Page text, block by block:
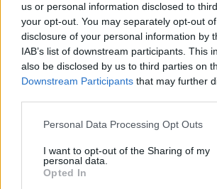
us or personal information disclosed to
your opt-out. You may separately opt-out
disclosure of your personal information by
IAB’s list of downstream participants. This
also be disclosed by us to third parties on
Downstream Participants that may further
Please note that this website/app uses one
not limited to your visit or usage behaviour.
grant or deny consent to Google and its
use your data for below specified purposes
Personal Data Processing Opt Outs
I want to opt-out of the Sharing of my
personal data.
Opted In